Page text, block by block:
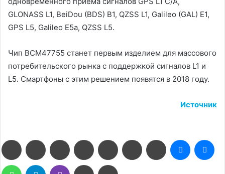
GLONASS L1, BeiDou (BDS) B1, QZSS L1, Galileo (GAL) E1,
GPS L5, Galileo E5a, QZSS L5.
Чип BCM47755 станет первым изделием для массового
потребительского рынка с поддержкой сигналов L1 и
L5. Смартфоны с этим решением появятся в 2018 году.
Источник
FacebookTwitter LinkedIn Pinterest Reddit ВконтактеОдноклассники
Messenger
WhatsAppTelegram Viber
Поделиться